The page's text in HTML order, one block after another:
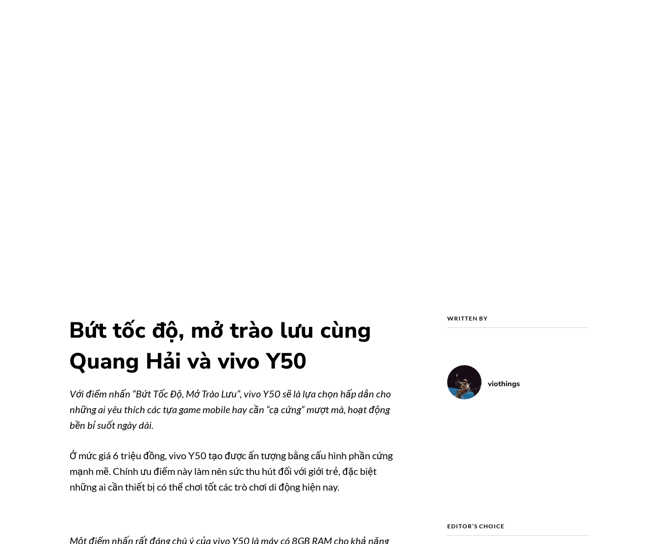
WRITTEN BY
viothings
EDITOR’S CHOICE
Bứt tốc độ, mở trào lưu cùng
Quang Hải và vivo Y50
Với điểm nhấn “Bứt Tốc Độ, Mở Trào Lưu”, vivo Y50 sẽ là lựa chọn hấp dẫn cho
những ai yêu thích các tựa game mobile hay cần “cạ cứng” mượt mà, hoạt động
bền bỉ suốt ngày dài.
Ở mức giá 6 triệu đồng, vivo Y50 tạo được ấn tượng bằng cấu hình phần cứng
mạnh mẽ. Chính ưu điểm này làm nên sức thu hút đối với giới trẻ, đặc biệt
những ai cần thiết bị có thể chơi tốt các trò chơi di động hiện nay.
Một điểm nhấn rất đáng chú ý của vivo Y50 là máy có 8GB RAM cho khả năng